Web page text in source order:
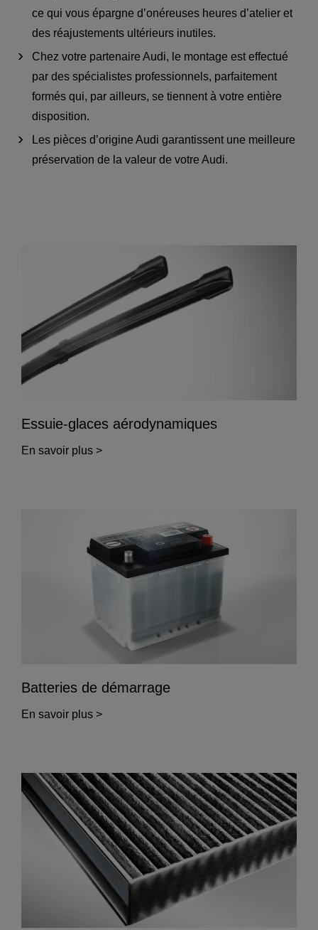
ce qui vous épargne d’onéreuses heures d’atelier et
des réajustements ultérieurs inutiles.
Chez votre partenaire Audi, le montage est effectué
par des spécialistes professionnels, parfaitement
formés qui, par ailleurs, se tiennent à votre entière
disposition.
Les pièces d’origine Audi garantissent une meilleure
préservation de la valeur de votre Audi.
Essuie-glaces aérodynamiques
En savoir plus >
Batteries de démarrage
En savoir plus >